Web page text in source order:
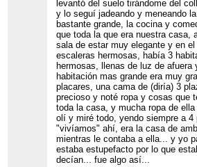
levantó del suelo tirándome del
y lo seguí jadeando y meneando
bastante grande, la cocina y
que toda la que era nuestra casa,
sala de estar muy elegante y en
escaleras hermosas, había 3
hermosas, llenas de luz de
habitación mas grande era muy
placares, una cama de (diría) 3
precioso y noté ropa y cosas que
toda la casa, y mucha ropa de ella
olí y miré todo, yendo siempre a
"vivíamos" ahí, era la casa de
mientras le contaba a ella... y yo
estaba estupefacto por lo que
decían... fue algo así...